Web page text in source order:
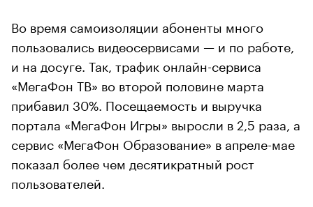
Во время самоизоляции абоненты много
пользовались видеосервисами — и по работе,
и на досуге. Так, трафик онлайн-сервиса
«МегаФон ТВ» во второй половине марта
прибавил 30%. Посещаемость и выручка
портала «МегаФон Игры» выросли в 2,5 раза, а
сервис «МегаФон Образование» в апреле-мае
показал более чем десятикратный рост
пользователей.